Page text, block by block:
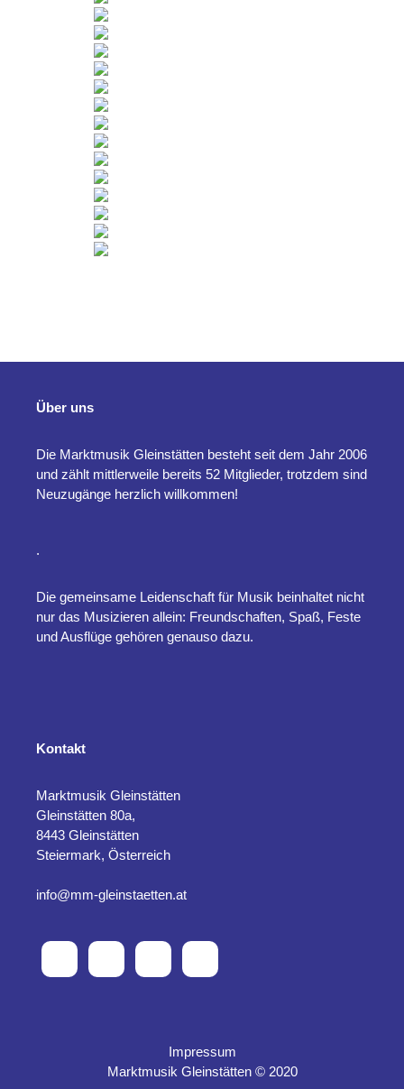
Über uns
Die Marktmusik Gleinstätten besteht seit dem Jahr 2006
und zählt mittlerweile bereits 52 Mitglieder, trotzdem sind
Neuzugänge herzlich willkommen!
.
Die gemeinsame Leidenschaft für Musik beinhaltet nicht
nur das Musizieren allein: Freundschaften, Spaß, Feste
und Ausflüge gehören genauso dazu.
Kontakt
Marktmusik Gleinstätten
Gleinstätten 80a,
8443 Gleinstätten
Steiermark, Österreich
info@mm-gleinstaetten.at
Impressum
Marktmusik Gleinstätten © 2020